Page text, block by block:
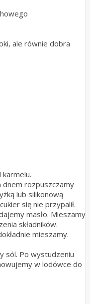
ale równie dobra
rozpuszczamy
lub silikonową
się nie przypalił.
masło. Mieszamy
składników.
mieszamy.
sól. Po wystudzeniu
w lodówce do